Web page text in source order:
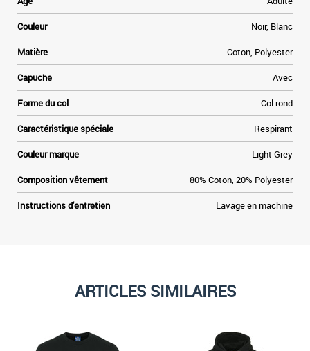
Couleur Noir, Blanc
Matière Coton, Polyester
Capuche Avec
Forme du col Col rond
Caractéristique spéciale Respirant
Couleur marque Light Grey
Composition vêtement 80% Coton, 20% Polyester
Instructions d'entretien Lavage en machine
ARTICLES SIMILAIRES